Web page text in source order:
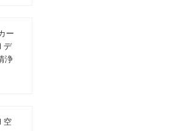
ー
デ
浄
空